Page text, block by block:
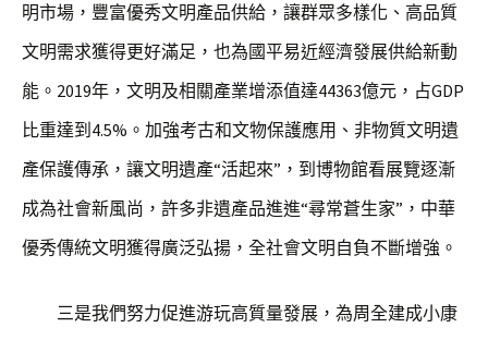
明市場，豐富優秀文明產品供給，讓群眾多樣化、高品質
文明需求獲得更好滿足，也為國平易近經濟發展供給新動
能。2019年，文明及相關產業增添值達44363億元，占GDP
比重達到4.5%。加強考古和文物保護應用、非物質文明遺
產保護傳承，讓文明遺產“活起來”，到博物館看展覽逐漸
成為社會新風尚，許多非遺產品進進“尋常蒼生家”，中華
優秀傳統文明獲得廣泛弘揚，全社會文明自負不斷增強。
三是我們努力促進游玩高質量發展，為周全建成小康